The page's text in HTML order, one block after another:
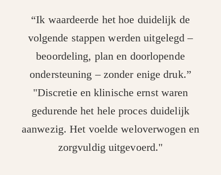
“Ik waardeerde het hoe duidelijk de
volgende stappen werden uitgelegd –
beoordeling, plan en doorlopende
ondersteuning – zonder enige druk.”
"Discretie en klinische ernst waren
gedurende het hele proces duidelijk
aanwezig. Het voelde weloverwogen en
zorgvuldig uitgevoerd."